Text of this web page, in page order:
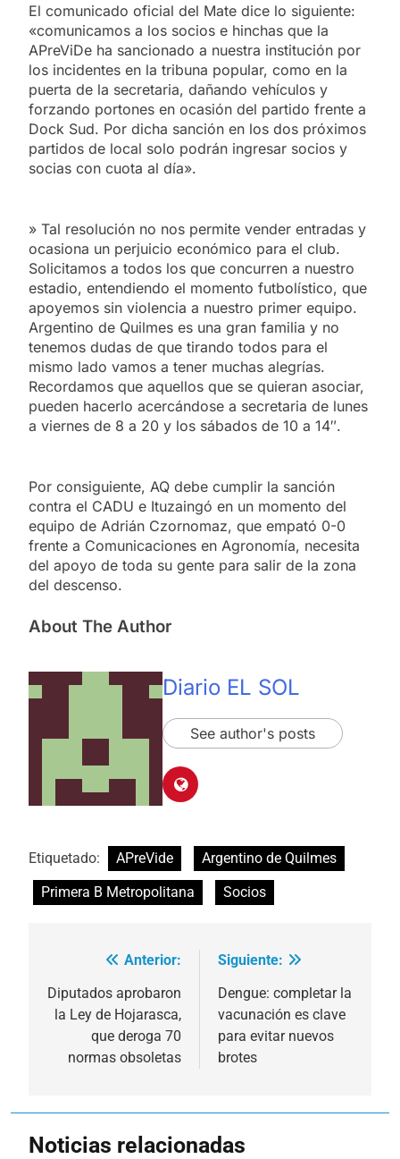
El comunicado oficial del Mate dice lo siguiente:
«comunicamos a los socios e hinchas que la
APreViDe ha sancionado a nuestra institución por
los incidentes en la tribuna popular, como en la
puerta de la secretaria, dañando vehículos y
forzando portones en ocasión del partido frente a
Dock Sud. Por dicha sanción en los dos próximos
partidos de local solo podrán ingresar socios y
socias con cuota al día».
» Tal resolución no nos permite vender entradas y
ocasiona un perjuicio económico para el club.
Solicitamos a todos los que concurren a nuestro
estadio, entendiendo el momento futbolístico, que
apoyemos sin violencia a nuestro primer equipo.
Argentino de Quilmes es una gran familia y no
tenemos dudas de que tirando todos para el
mismo lado vamos a tener muchas alegrías.
Recordamos que aquellos que se quieran asociar,
pueden hacerlo acercándose a secretaria de lunes
a viernes de 8 a 20 y los sábados de 10 a 14″.
Por consiguiente, AQ debe cumplir la sanción
contra el CADU e Ituzaingó en un momento del
equipo de Adrián Czornomaz, que empató 0-0
frente a Comunicaciones en Agronomía, necesita
del apoyo de toda su gente para salir de la zona
del descenso.
About The Author
Diario EL SOL
See author's posts
Etiquetado: APreVide
Argentino de Quilmes
Primera B Metropolitana
Socios
Navegación
de
entradas
Anterior:
Diputados aprobaron
la Ley de Hojarasca,
que deroga 70
normas obsoletas
Siguiente:
Dengue: completar la
vacunación es clave
para evitar nuevos
brotes
Noticias relacionadas